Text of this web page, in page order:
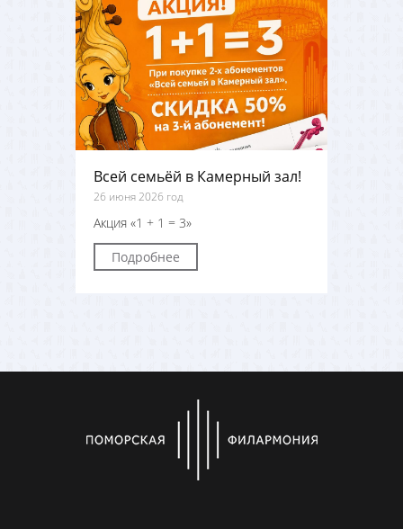
Всей семьёй в Камерный зал!
26 июня 2026 год
Акция «1 + 1 = 3»
Подробнее